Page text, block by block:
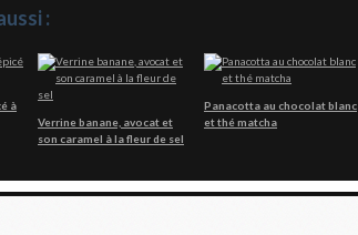
:
à
Verrine banane, avocat et
son caramel à la fleur de sel
Panacotta au chocolat blanc
et thé matcha